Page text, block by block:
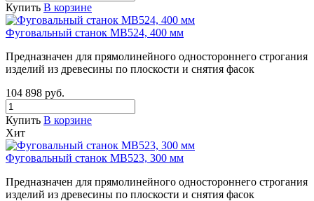
Купить В корзине
Фуговальный станок MB524, 400 мм
Предназначен для прямолинейного одностороннего строгания
изделий из древесины по плоскости и снятия фасок
104 898 руб.
Купить В корзине
Хит
Фуговальный станок MB523, 300 мм
Предназначен для прямолинейного одностороннего строгания
изделий из древесины по плоскости и снятия фасок